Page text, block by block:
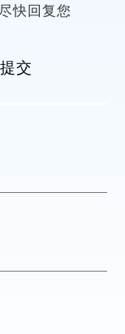
快回复您
交